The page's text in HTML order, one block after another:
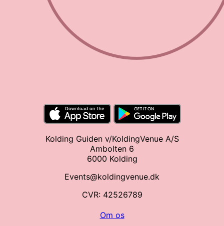
Kolding Guiden v/KoldingVenue A/S
Ambolten 6
6000 Kolding
Events@koldingvenue.dk
CVR: 42526789
Om os